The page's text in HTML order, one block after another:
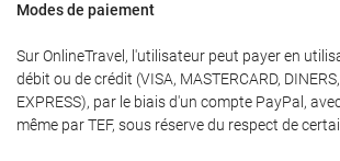
Modes de paiement
Sur OnlineTravel, l'utilisateur peut payer en
débit ou de crédit (VISA, MASTERCARD,
EXPRESS), par le biais d'un compte PayPal,
même par TEF, sous réserve du respect de